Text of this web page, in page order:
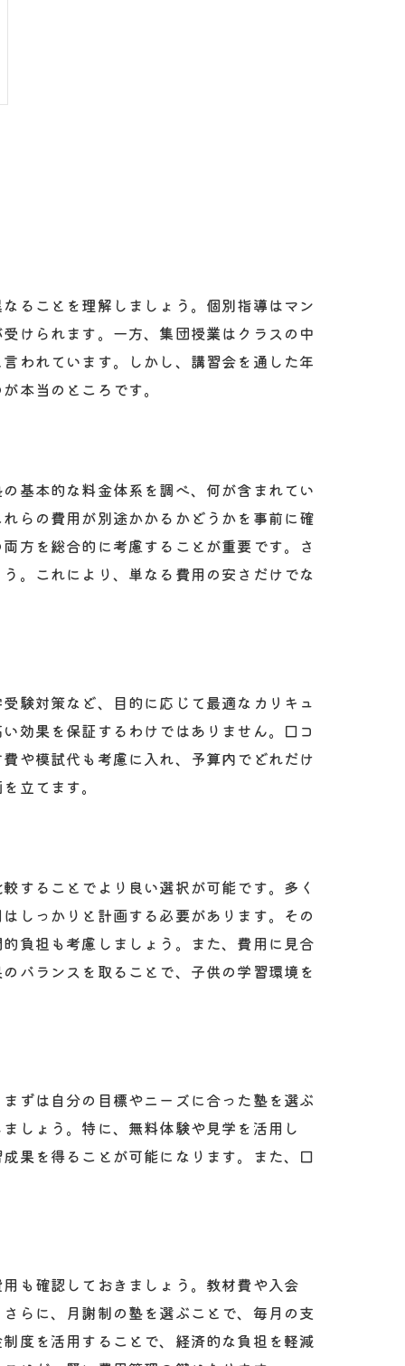
ることを理解しましょう。個別指導はマン
けられます。一方、集団授業はクラスの中
われています。しかし、講習会を通した年
本当のところです。
基本的な料金体系を調べ、何が含まれてい
らの費用が別途かかるかどうかを事前に確
方を総合的に考慮することが重要です。さ
。これにより、単なる費用の安さだけでな
験対策など、目的に応じて最適なカリキュ
効果を保証するわけではありません。口コ
や模試代も考慮に入れ、予算内でどれだけ
立てます。
することでより良い選択が可能です。多く
しっかりと計画する必要があります。その
負担も考慮しましょう。また、費用に見合
バランスを取ることで、子供の学習環境を
ずは自分の目標やニーズに合った塾を選ぶ
しょう。特に、無料体験や見学を活用し
果を得ることが可能になります。また、口
も確認しておきましょう。教材費や入会
らに、月謝制の塾を選ぶことで、毎月の支
度を活用することで、経済的な負担を軽減